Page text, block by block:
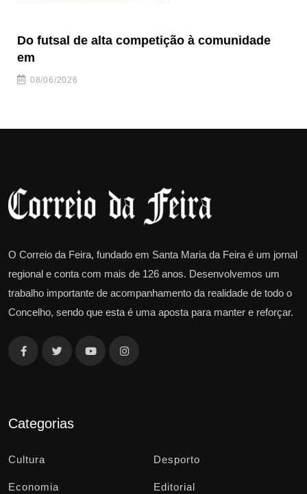
Do futsal de alta competição à comunidade
em
08/06/2026
O Correio da Feira, fundado em Santa Maria da Feira é um jornal
regional e conta com mais de 126 anos. Desenvolvemos um
trabalho importante de acompanhamento da realidade de todo o
Concelho, sendo que esta é uma aposta para manter e reforçar.
Categorias
Cultura Desporto
Economia Editorial